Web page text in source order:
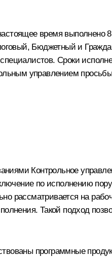
время выполнено
Бюджетный и
Сроки
управлением
Контрольное
по исполнению
рассматривается на
Такой подход
программные